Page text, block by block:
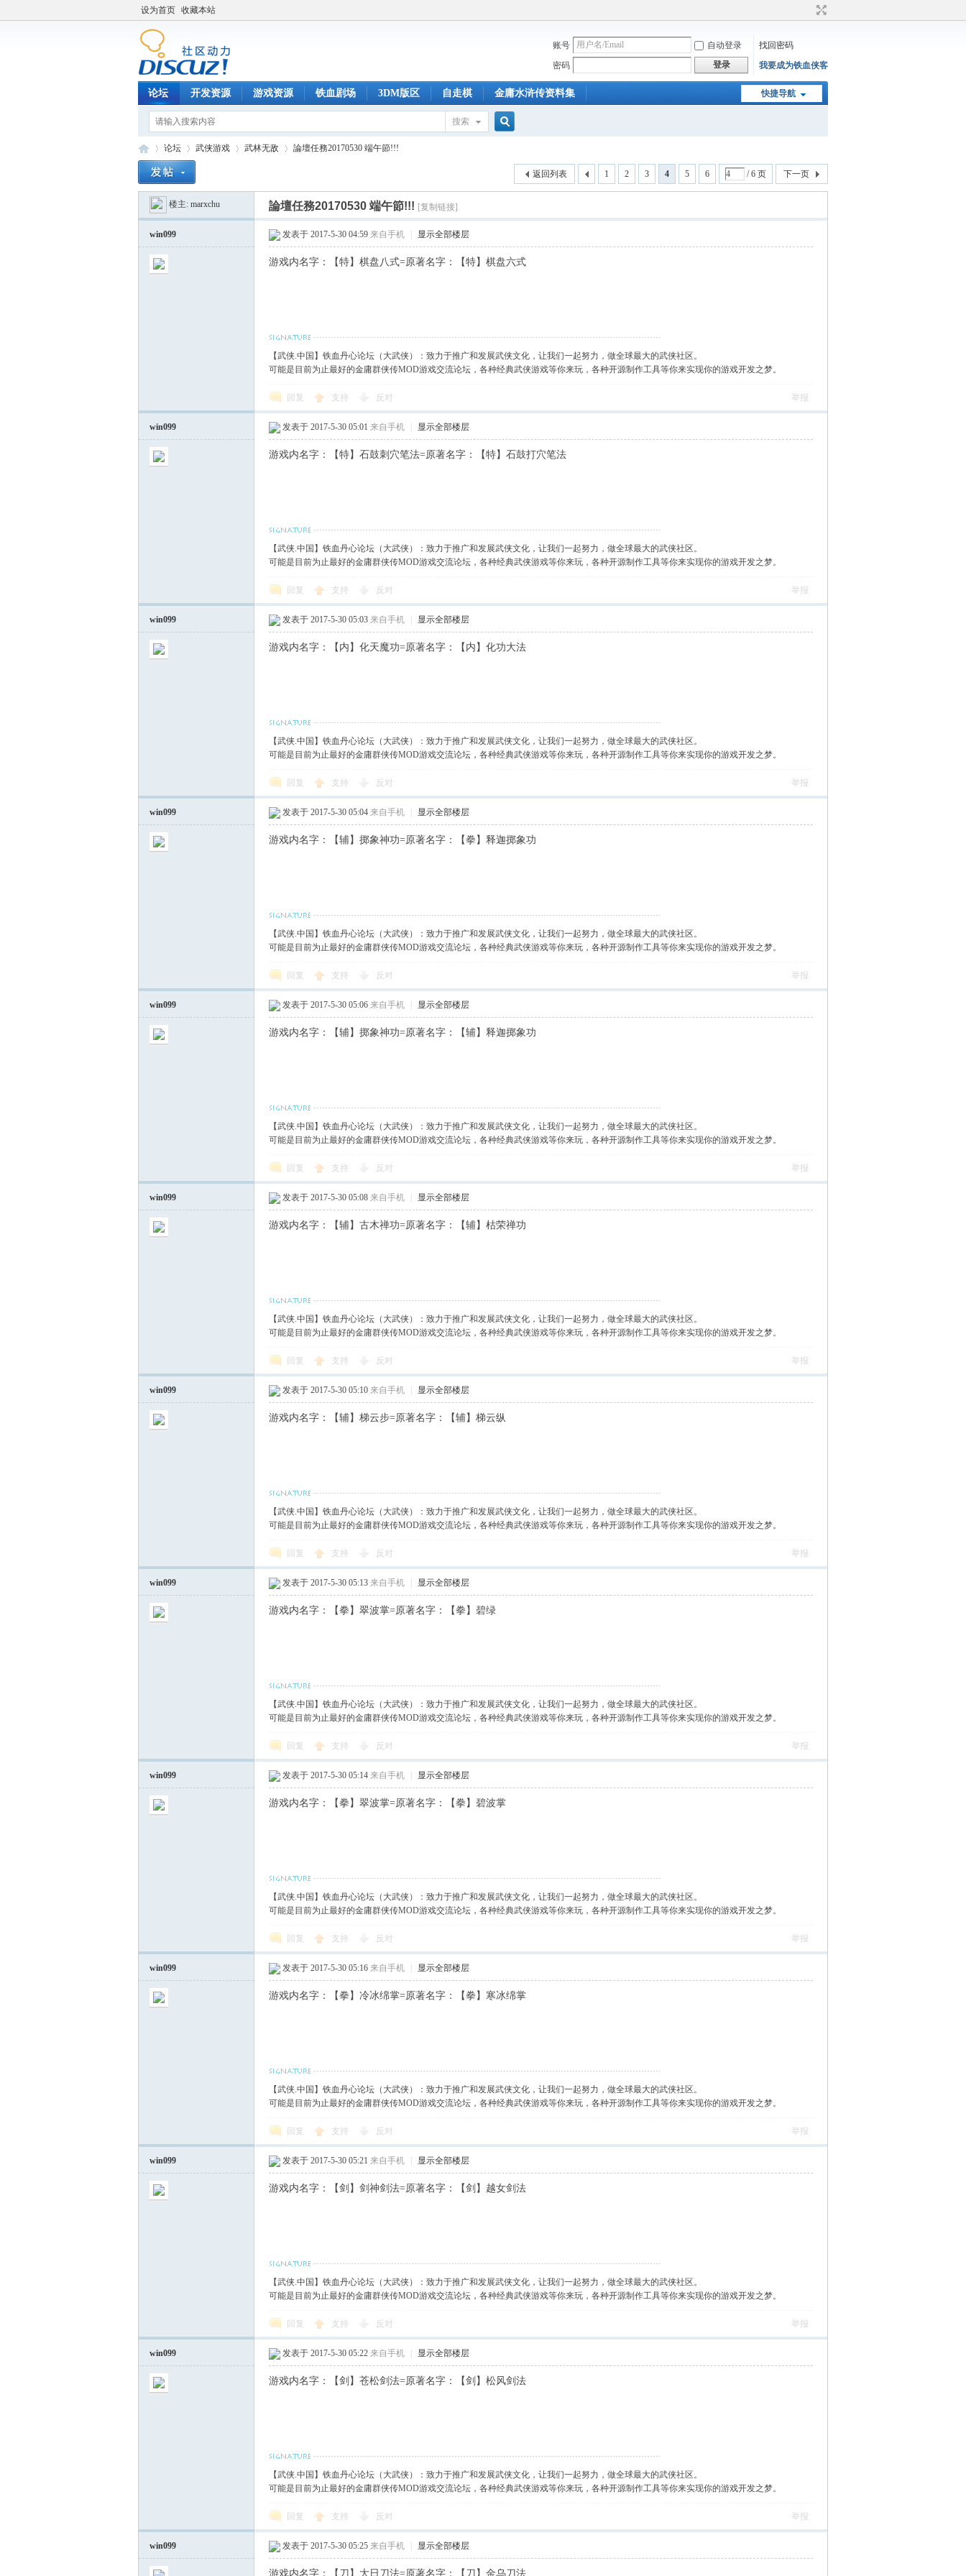
设为首页 收藏本站
账号 自动登录
找回密码
密码
登录 我要成为铁血侠客
快捷导航
论坛 开发资源 游戏资源 铁血剧场 3DM版区 自走棋 金庸水浒传资料集
搜索
»
论坛
›
武侠游戏 武林无敌
›
論壇任務20170530 端午節!!!
1 2 3 4 5 6 / 6 页 下一页
返回列表
楼主: marxchu 論壇任務20170530 端午節!!! [复制链接]
win099 发表于 2017-5-30 04:59 来自手机 显示全部楼层
游戏内名字：【特】棋盘八式=原著名字：【特】棋盘六式
【武侠.中国】铁血丹心论坛（大武侠）：致力于推广和发展武侠文化，让我们一起努力，做全球最大的武侠社区。
可能是目前为止最好的金庸群侠传MOD游戏交流论坛，各种经典武侠游戏等你来玩，各种开源制作工具等你来实现你的游戏开发之梦。
回复 支持 反对 举报
win099 发表于 2017-5-30 05:01 来自手机 显示全部楼层
游戏内名字：【特】石鼓刺穴笔法=原著名字：【特】石鼓打穴笔法
【武侠.中国】铁血丹心论坛（大武侠）：致力于推广和发展武侠文化，让我们一起努力，做全球最大的武侠社区。
可能是目前为止最好的金庸群侠传MOD游戏交流论坛，各种经典武侠游戏等你来玩，各种开源制作工具等你来实现你的游戏开发之梦。
回复 支持 反对 举报
win099 发表于 2017-5-30 05:03 来自手机 显示全部楼层
游戏内名字：【内】化天魔功=原著名字：【内】化功大法
【武侠.中国】铁血丹心论坛（大武侠）：致力于推广和发展武侠文化，让我们一起努力，做全球最大的武侠社区。
可能是目前为止最好的金庸群侠传MOD游戏交流论坛，各种经典武侠游戏等你来玩，各种开源制作工具等你来实现你的游戏开发之梦。
回复 支持 反对 举报
win099 发表于 2017-5-30 05:04 来自手机 显示全部楼层
游戏内名字：【辅】掷象神功=原著名字：【拳】释迦掷象功
【武侠.中国】铁血丹心论坛（大武侠）：致力于推广和发展武侠文化，让我们一起努力，做全球最大的武侠社区。
可能是目前为止最好的金庸群侠传MOD游戏交流论坛，各种经典武侠游戏等你来玩，各种开源制作工具等你来实现你的游戏开发之梦。
回复 支持 反对 举报
win099 发表于 2017-5-30 05:06 来自手机 显示全部楼层
游戏内名字：【辅】掷象神功=原著名字：【辅】释迦掷象功
【武侠.中国】铁血丹心论坛（大武侠）：致力于推广和发展武侠文化，让我们一起努力，做全球最大的武侠社区。
可能是目前为止最好的金庸群侠传MOD游戏交流论坛，各种经典武侠游戏等你来玩，各种开源制作工具等你来实现你的游戏开发之梦。
回复 支持 反对 举报
win099 发表于 2017-5-30 05:08 来自手机 显示全部楼层
游戏内名字：【辅】古木禅功=原著名字：【辅】枯荣禅功
【武侠.中国】铁血丹心论坛（大武侠）：致力于推广和发展武侠文化，让我们一起努力，做全球最大的武侠社区。
可能是目前为止最好的金庸群侠传MOD游戏交流论坛，各种经典武侠游戏等你来玩，各种开源制作工具等你来实现你的游戏开发之梦。
回复 支持 反对 举报
win099 发表于 2017-5-30 05:10 来自手机 显示全部楼层
游戏内名字：【辅】梯云步=原著名字：【辅】梯云纵
【武侠.中国】铁血丹心论坛（大武侠）：致力于推广和发展武侠文化，让我们一起努力，做全球最大的武侠社区。
可能是目前为止最好的金庸群侠传MOD游戏交流论坛，各种经典武侠游戏等你来玩，各种开源制作工具等你来实现你的游戏开发之梦。
回复 支持 反对 举报
win099 发表于 2017-5-30 05:13 来自手机 显示全部楼层
游戏内名字：【拳】翠波掌=原著名字：【拳】碧绿
【武侠.中国】铁血丹心论坛（大武侠）：致力于推广和发展武侠文化，让我们一起努力，做全球最大的武侠社区。
可能是目前为止最好的金庸群侠传MOD游戏交流论坛，各种经典武侠游戏等你来玩，各种开源制作工具等你来实现你的游戏开发之梦。
回复 支持 反对 举报
win099 发表于 2017-5-30 05:14 来自手机 显示全部楼层
游戏内名字：【拳】翠波掌=原著名字：【拳】碧波掌
【武侠.中国】铁血丹心论坛（大武侠）：致力于推广和发展武侠文化，让我们一起努力，做全球最大的武侠社区。
可能是目前为止最好的金庸群侠传MOD游戏交流论坛，各种经典武侠游戏等你来玩，各种开源制作工具等你来实现你的游戏开发之梦。
回复 支持 反对 举报
win099 发表于 2017-5-30 05:16 来自手机 显示全部楼层
游戏内名字：【拳】冷冰绵掌=原著名字：【拳】寒冰绵掌
【武侠.中国】铁血丹心论坛（大武侠）：致力于推广和发展武侠文化，让我们一起努力，做全球最大的武侠社区。
可能是目前为止最好的金庸群侠传MOD游戏交流论坛，各种经典武侠游戏等你来玩，各种开源制作工具等你来实现你的游戏开发之梦。
回复 支持 反对 举报
win099 发表于 2017-5-30 05:21 来自手机 显示全部楼层
游戏内名字：【剑】剑神剑法=原著名字：【剑】越女剑法
【武侠.中国】铁血丹心论坛（大武侠）：致力于推广和发展武侠文化，让我们一起努力，做全球最大的武侠社区。
可能是目前为止最好的金庸群侠传MOD游戏交流论坛，各种经典武侠游戏等你来玩，各种开源制作工具等你来实现你的游戏开发之梦。
回复 支持 反对 举报
win099 发表于 2017-5-30 05:22 来自手机 显示全部楼层
游戏内名字：【剑】苍松剑法=原著名字：【剑】松风剑法
【武侠.中国】铁血丹心论坛（大武侠）：致力于推广和发展武侠文化，让我们一起努力，做全球最大的武侠社区。
可能是目前为止最好的金庸群侠传MOD游戏交流论坛，各种经典武侠游戏等你来玩，各种开源制作工具等你来实现你的游戏开发之梦。
回复 支持 反对 举报
win099 发表于 2017-5-30 05:25 来自手机 显示全部楼层
游戏内名字：【刀】大日刀法=原著名字：【刀】金乌刀法